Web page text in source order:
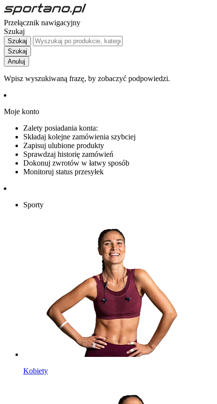
Przełącznik nawigacyjny
Szukaj
Szukaj
Szukaj
Anuluj
Wpisz wyszukiwaną frazę, by zobaczyć podpowiedzi.
Moje konto
Zalety posiadania konta:
Składaj kolejne zamówienia szybciej
Zapisuj ulubione produkty
Sprawdzaj historię zamówień
Dokonuj zwrotów w łatwy sposób
Monitoruj status przesyłek
Sporty
Kobiety